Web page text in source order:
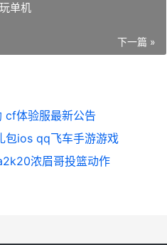
单机
下一篇 »
cf体验服最新公告
包ios qq飞车手游游戏
浓眉哥投篮动作